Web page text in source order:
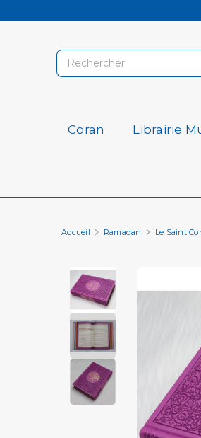
Coran Librairie
Accueil Ramadan Le Saint